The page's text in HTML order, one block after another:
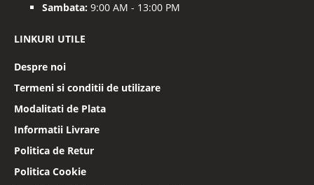
Sambata: 9:00 AM - 13:00 PM
LINKURI UTILE
Despre noi
Termeni si conditii de utilizare
Modalitati de Plata
Informatii Livrare
Politica de Retur
Politica Cookie